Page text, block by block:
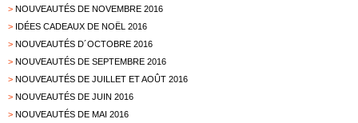
> NOUVEAUTÉS DE NOVEMBRE 2016
> IDÉES CADEAUX DE NOËL 2016
> NOUVEAUTÉS D´OCTOBRE 2016
> NOUVEAUTÉS DE SEPTEMBRE 2016
> NOUVEAUTÉS DE JUILLET ET AOÛT 2016
> NOUVEAUTÉS DE JUIN 2016
> NOUVEAUTÉS DE MAI 2016